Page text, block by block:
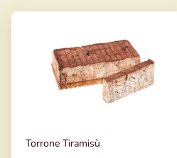
Torrone Tiramisù